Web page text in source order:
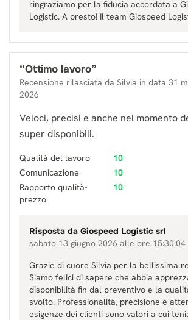
ringraziamo per la fiducia accordata a
Logistic. A presto! Il team Giospeed
“Ottimo lavoro”
Recensione rilasciata da Silvia in data 31
2026
Veloci, precisi e anche nel momento
super disponibili.
Qualità del lavoro
10
Comunicazione
10
Rapporto qualità-
prezzo
10
Risposta da Giospeed Logistic srl
sabato 13 giugno 2026 alle ore 15:30:04
Grazie di cuore Silvia per la bellissima
Siamo felici di sapere che abbia
disponibilità fin dal preventivo e la
svolto. Professionalità, precisione e
esigenze dei clienti sono valori a cui